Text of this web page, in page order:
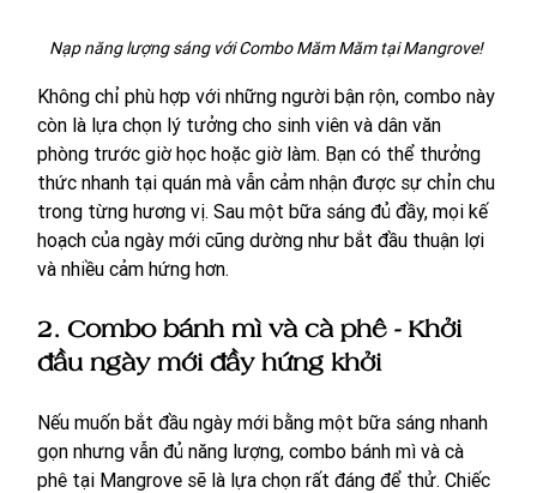
Nạp năng lượng sáng với Combo Măm Măm tại Mangrove!
Không chỉ phù hợp với những người bận rộn, combo này
còn là lựa chọn lý tưởng cho sinh viên và dân văn
phòng trước giờ học hoặc giờ làm. Bạn có thể thưởng
thức nhanh tại quán mà vẫn cảm nhận được sự chỉn chu
trong từng hương vị. Sau một bữa sáng đủ đầy, mọi kế
hoạch của ngày mới cũng dường như bắt đầu thuận lợi
và nhiều cảm hứng hơn.
2. Combo bánh mì và cà phê - Khởi
đầu ngày mới đầy hứng khởi
Nếu muốn bắt đầu ngày mới bằng một bữa sáng nhanh
gọn nhưng vẫn đủ năng lượng, combo bánh mì và cà
phê tại Mangrove sẽ là lựa chọn rất đáng để thử. Chiếc